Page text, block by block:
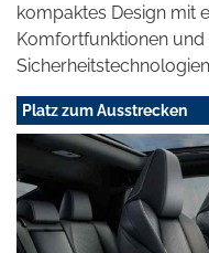
kompaktes Design mit
Komfortfunktionen
Platz zum Ausstrecken